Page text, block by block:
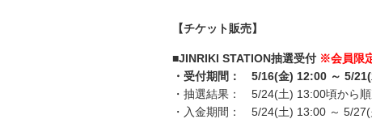
【チケット販売】
■JINRIKI STATION抽選受付 ※会員限
・受付期間： 5/16(金) 12:00 ～ 5/
・抽選結果： 5/24(土) 13:00頃から
・入金期間： 5/24(土) 13:00 ～ 5/